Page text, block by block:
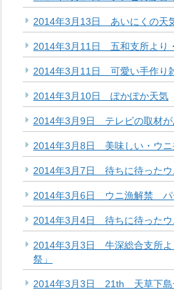
2014年3月13日 あいにくの天
2014年3月11日 五和支所より
2014年3月11日 可愛い手作り
2014年3月10日 ぽかぽか天気
2014年3月9日 テレビの取材が
2014年3月8日 美味しい・ウニ
2014年3月7日 待ちに待った
2014年3月6日 ウニ漁解禁 パ
2014年3月4日 待ちに待ったウ
2014年3月3日 牛深総合支所よ
祭」
2014年3月3日 21th 天草下島